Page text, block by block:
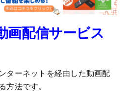
画配信サービス
ターネットを経由した動画配
方法です。